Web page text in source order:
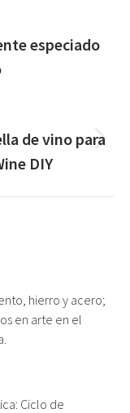
especiado
de vino para
DIY
hierro y acero;
en arte en el
Ciclo de